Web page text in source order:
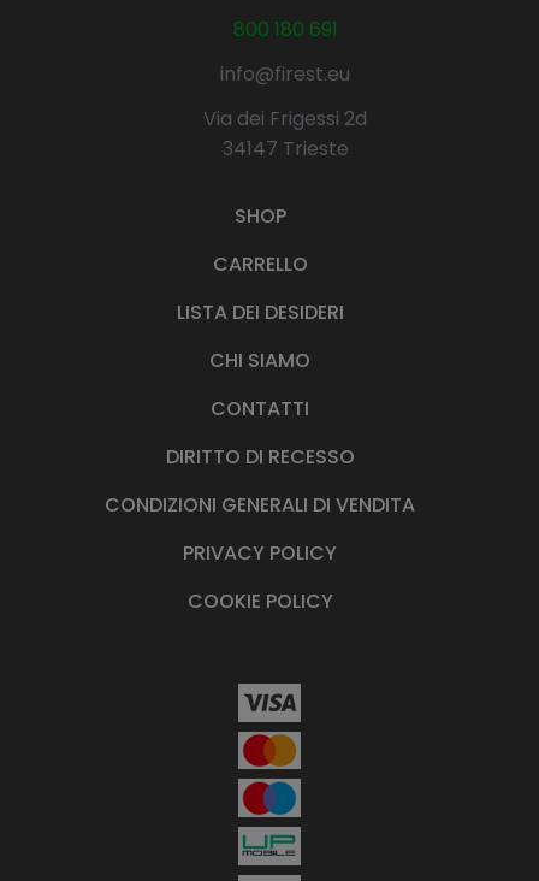
800 180 691
info@firest.eu
Via dei Frigessi 2d
34147 Trieste
SHOP
CARRELLO
LISTA DEI DESIDERI
CHI SIAMO
CONTATTI
DIRITTO DI RECESSO
CONDIZIONI GENERALI DI VENDITA
PRIVACY POLICY
COOKIE POLICY